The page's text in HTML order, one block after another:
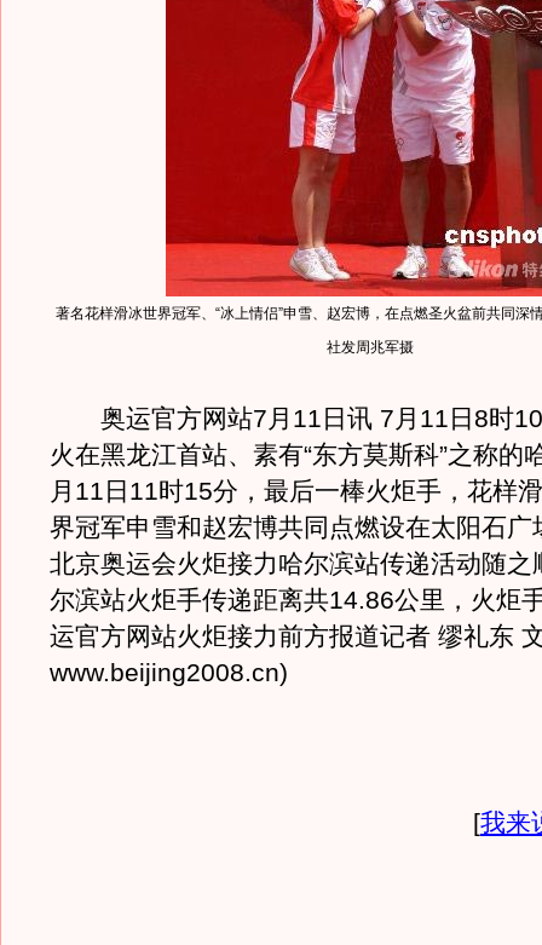
著名花样滑冰世界冠军、“冰上情侣”申雪、赵宏博，在点燃圣火盆前共同深
社发周兆军摄
奥运官方网站7月11日讯 7月11日8时
火在黑龙江首站、素有“东方莫斯科”之称的
月11日11时15分，最后一棒火炬手，花样
界冠军申雪和赵宏博共同点燃设在太阳石广
北京奥运会火炬接力哈尔滨站传递活动随之
尔滨站火炬手传递距离共14.86公里，火炬
运官方网站火炬接力前方报道记者 缪礼东
www.beijing2008.cn)
[我来